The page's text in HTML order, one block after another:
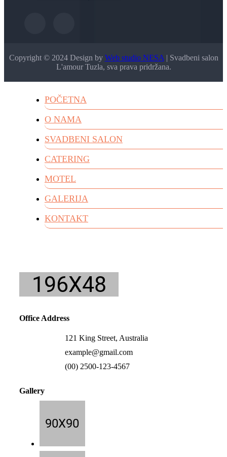
Copyright © 2024 Design by Web studio NESA | Svadbeni salon
L'amour Tuzla, sva prava pridržana.
POČETNA
O NAMA
SVADBENI SALON
CATERING
MOTEL
GALERIJA
KONTAKT
Office Address
121 King Street, Australia
example@gmail.com
(00) 2500-123-4567
Gallery